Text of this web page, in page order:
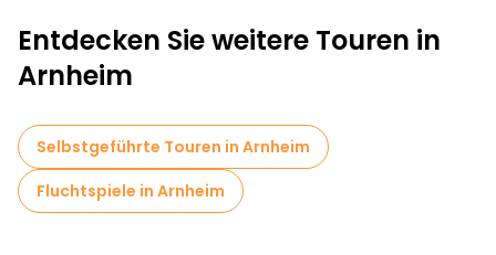
Entdecken Sie weitere Touren in
Arnheim
Selbstgeführte Touren in Arnheim
Fluchtspiele in Arnheim